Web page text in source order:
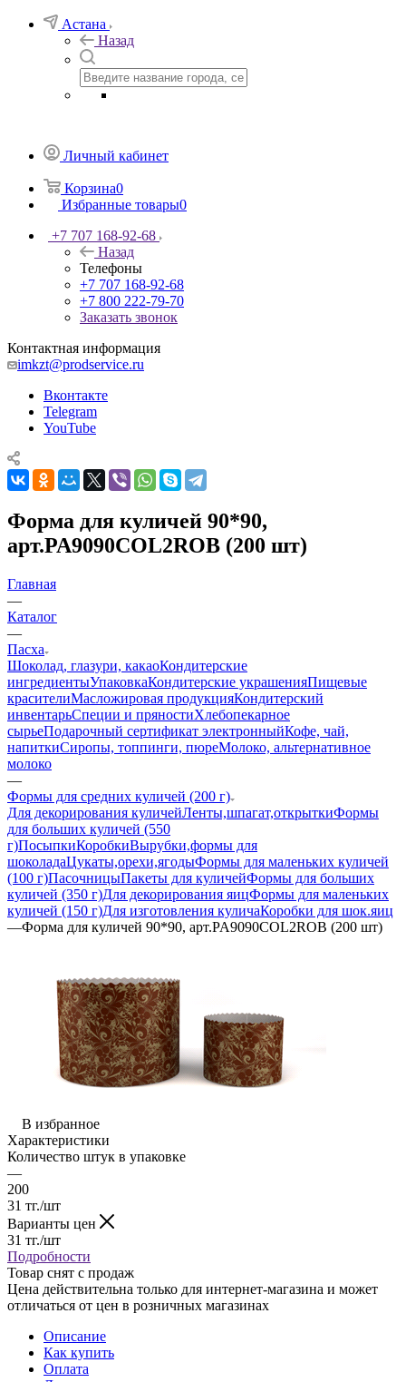
Астана
Назад
Личный кабинет
Корзина0
Избранные товары0
+7 707 168-92-68
Назад
Телефоны
+7 707 168-92-68
+7 800 222-79-70
Заказать звонок
Контактная информация
imkzt@prodservice.ru
Вконтакте
Telegram
YouTube
Форма для куличей 90*90,
арт.PA9090COL2ROB (200 шт)
Главная
—
Каталог
—
Пасха
Шоколад, глазури, какаоКондитерские
ингредиентыУпаковкаКондитерские украшенияПищевые
красителиМасложировая продукцияКондитерский
инвентарьСпеции и пряностиХлебопекарное
сырьеПодарочный сертификат электронныйКофе, чай,
напиткиСиропы, топпинги, пюреМолоко, альтернативное
молоко
—
Формы для средних куличей (200 г)
Для декорирования куличейЛенты,шпагат,открыткиФормы
для больших куличей (550
г)ПосыпкиКоробкиВырубки,формы для
шоколадаЦукаты,орехи,ягодыФормы для маленьких куличей
(100 г)ПасочницыПакеты для куличейФормы для больших
куличей (350 г)Для декорирования яицФормы для маленьких
куличей (150 г)Для изготовления куличаКоробки для шок.яиц
—Форма для куличей 90*90, арт.PA9090COL2ROB (200 шт)
В избранное
Характеристики
Количество штук в упаковке
—
200
31 тг./шт
Варианты цен
31 тг./шт
Подробности
Товар снят с продаж
Цена действительна только для интернет-магазина и может
отличаться от цен в розничных магазинах
Описание
Как купить
Оплата